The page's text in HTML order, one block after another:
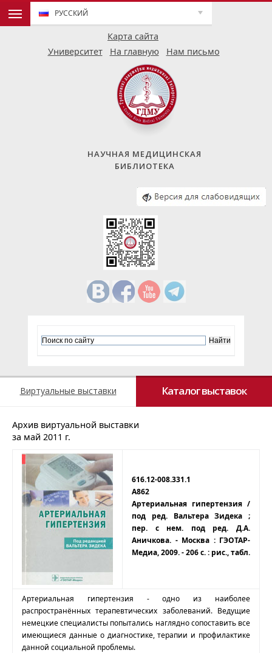
Карта сайта
РУССКИЙ
Университет На главную Нам письмо
НАУЧНАЯ МЕДИЦИНСКАЯ
БИБЛИОТЕКА
Виртуальные выставки Каталог выставок
Архив виртуальной выставки
за май 2011 г.
616.12-008.331.1
А862
Артериальная гипертензия /
под ред. Вальтера Зидека ;
пер. с нем. под ред. Д.А.
Аничкова. - Москва : ГЭОТАР-
Медиа, 2009. - 206 с. : рис., табл.
Артериальная гипертензия - одно из наиболее
распространённых терапевтических заболеваний. Ведущие
немецкие специалисты попытались наглядно сопоставить все
имеющиеся данные о диагностике, терапии и профилактике
данной социальной проблемы.